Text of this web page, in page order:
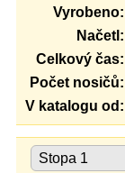
Vyrobeno:
Načetl:
Celkový čas:
Počet nosičů:
V katalogu od:
Stopa 1